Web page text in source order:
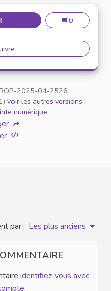
N°36 : CRÉER DES “ESPACES
N°36 : Créer
0
N°36 : Créer des “espaces
2025-04-2526
voir les autres versions
numérique
par : Les plus anciens
identifiez-vous avec
.